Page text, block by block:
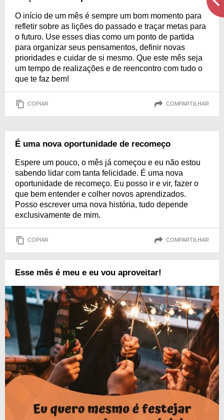
O início de um mês é sempre um bom momento para
refletir sobre as lições do passado e traçar metas para
o futuro. Use esses dias como um ponto de partida
para organizar seus pensamentos, definir novas
prioridades e cuidar de si mesmo. Que este mês seja
um tempo de realizações e de reencontro com tudo o
que te faz bem!
COPIAR COMPARTILHAR
É uma nova oportunidade de recomeço
Espere um pouco, o mês já começou e eu não estou
sabendo lidar com tanta felicidade. É uma nova
oportunidade de recomeço. Eu posso ir e vir, fazer o
que bem entender e colher novos aprendizados.
Posso escrever uma nova história, tudo depende
exclusivamente de mim.
COPIAR COMPARTILHAR
Esse mês é meu e eu vou aproveitar!